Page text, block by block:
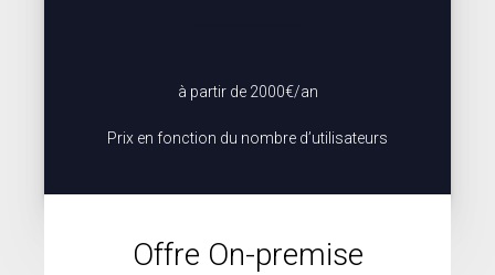
à partir de 2000€/an
Prix en fonction du nombre d’utilisateurs
Option la plus populaire auprès de nos clients
Offre On-premise